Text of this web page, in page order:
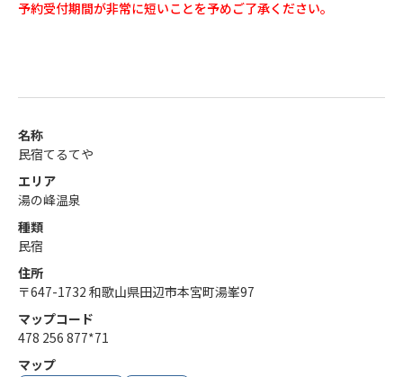
予約受付期間が非常に短いことを予めご了承ください。
名称
民宿てるてや
エリア
湯の峰温泉
種類
民宿
住所
〒647-1732 和歌山県田辺市本宮町湯峯97
マップコード
478 256 877*71
マップ